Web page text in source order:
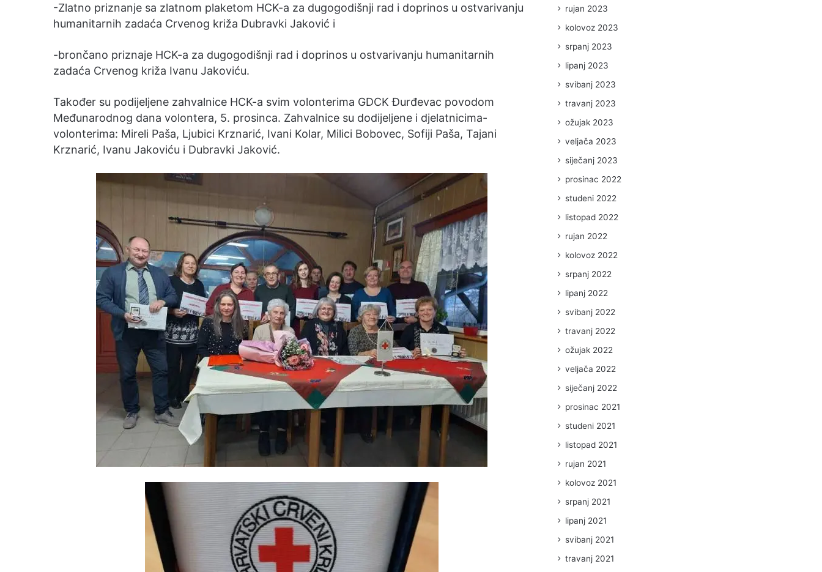
-Zlatno priznanje sa zlatnom plaketom HCK-a za dugogodišnji rad i doprinos u ostvarivanju
humanitarnih zadaća Crvenog križa Dubravki Jaković i
-brončano priznaje HCK-a za dugogodišnji rad i doprinos u ostvarivanju humanitarnih
zadaća Crvenog križa Ivanu Jakoviću.
Također su podijeljene zahvalnice HCK-a svim volonterima GDCK Đurđevac povodom
Međunarodnog dana volontera, 5. prosinca. Zahvalnice su dodijeljene i djelatnicima-
volonterima: Mireli Paša, Ljubici Krznarić, Ivani Kolar, Milici Bobovec, Sofiji Paša, Tajani
Krznarić, Ivanu Jakoviću i Dubravki Jaković.
rujan 2023
kolovoz 2023
srpanj 2023
lipanj 2023
svibanj 2023
travanj 2023
ožujak 2023
veljača 2023
siječanj 2023
prosinac 2022
studeni 2022
listopad 2022
rujan 2022
kolovoz 2022
srpanj 2022
lipanj 2022
svibanj 2022
travanj 2022
ožujak 2022
veljača 2022
siječanj 2022
prosinac 2021
studeni 2021
listopad 2021
rujan 2021
kolovoz 2021
srpanj 2021
lipanj 2021
svibanj 2021
travanj 2021